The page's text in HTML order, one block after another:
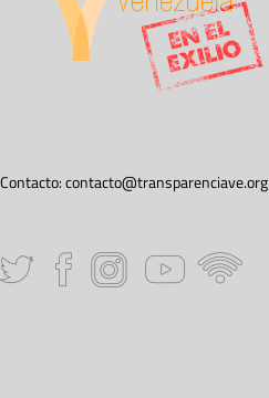
Contacto:contacto@transparenciave.org